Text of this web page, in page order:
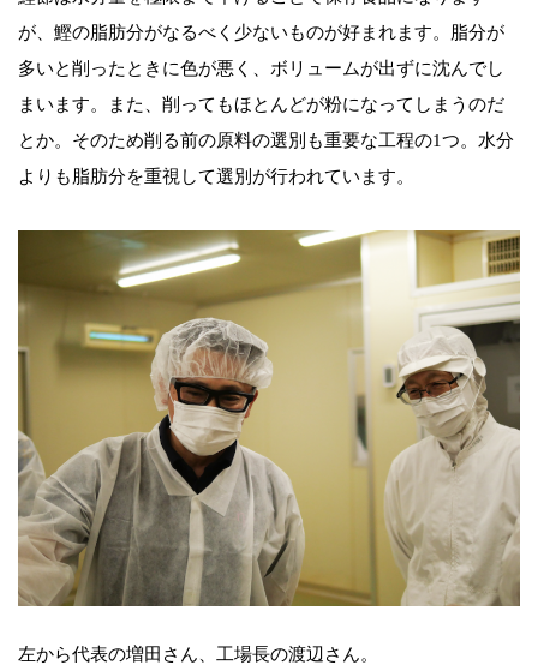
が、鰹の脂肪分がなるべく少ないものが好まれます。脂分が
多いと削ったときに色が悪く、ボリュームが出ずに沈んでし
まいます。また、削ってもほとんどが粉になってしまうのだ
とか。そのため削る前の原料の選別も重要な工程の1つ。水分
よりも脂肪分を重視して選別が行われています。
左から代表の増田さん、工場長の渡辺さん。